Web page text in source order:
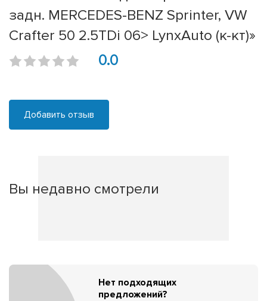
задн. MERCEDES-BENZ Sprinter, VW
Crafter 50 2.5TDi 06> LynxAuto (к-кт)»
0.0
Добавить отзыв
Вы недавно смотрели
Нет подходящих
предложений?